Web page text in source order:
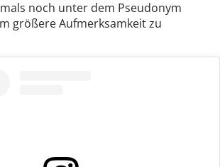
noch unter dem Pseudonym
größere Aufmerksamkeit zu